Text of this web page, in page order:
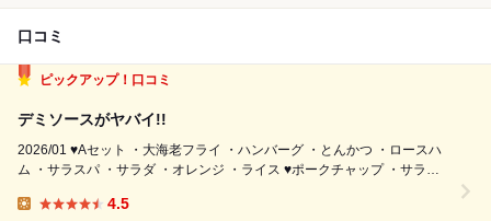
口コミ
ピックアップ！口コミ
デミソースがヤバイ!!
2026/01 ♥Aセット ・大海老フライ ・ハンバーグ ・とんかつ ・ロースハ
ム ・サラスパ ・サラダ ・オレンジ ・ライス ♥ポークチャップ ・サラス
かくなので、大海老フライが付いてるAセ...
4.5